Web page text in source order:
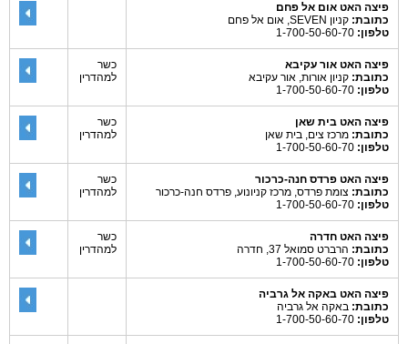
פיצה האט אום אל פחם
כתובת: קניון SEVEN, אום אל פחם
טלפון:
פיצה האט אור עקיבא
כתובת: קניון אורות, אור עקיבא
טלפון:
כשר
למהדרין
פיצה האט בית שאן
כתובת: מרכז צים, בית שאן
טלפון:
כשר
למהדרין
פיצה האט פרדס חנה-כרכור
כתובת: צומת פרדס, מרכז קניונוע, פרדס חנה-כרכור
טלפון:
כשר
למהדרין
פיצה האט חדרה
כתובת: הרברט סמואל 37, חדרה
טלפון:
כשר
למהדרין
פיצה האט באקה אל גרביה
כתובת: באקה אל גרביה
טלפון: